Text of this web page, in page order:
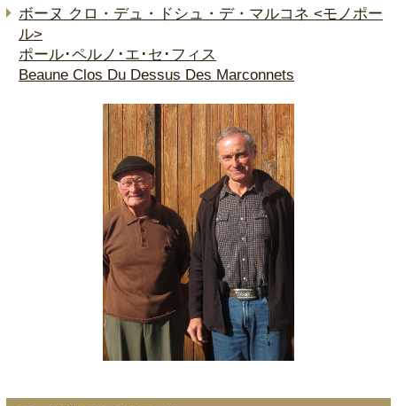
ボーヌ クロ・デュ・ドシュ・デ・マルコネ <モノポー
ル>
ポール･ペルノ･エ･セ･フィス
Beaune Clos Du Dessus Des Marconnets